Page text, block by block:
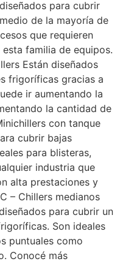
para cubrir
de la mayoría de
que requieren
familia de equipos.
Están diseñados
frigoríficas gracias a
ir aumentando la
la cantidad de
con tanque
cubrir bajas
para blisteras,
industria que
alta prestaciones y
– Chillers medianos
para cubrir un
Son ideales
puntuales como
Conocé más